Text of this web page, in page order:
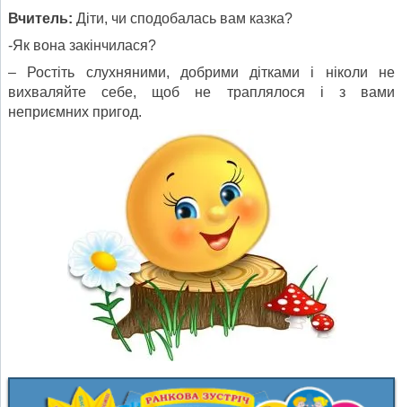
Вчитель: Діти, чи сподобалась вам казка?
-Як вона закінчилася?
– Ростіть слухняними, добрими дітками і ніколи не
вихваляйте себе, щоб не траплялося і з вами
неприємних пригод.